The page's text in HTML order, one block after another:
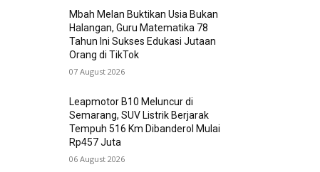
Mbah Melan Buktikan Usia Bukan
Halangan, Guru Matematika 78
Tahun Ini Sukses Edukasi Jutaan
Orang di TikTok
07 August 2026
Leapmotor B10 Meluncur di
Semarang, SUV Listrik Berjarak
Tempuh 516 Km Dibanderol Mulai
Rp457 Juta
06 August 2026